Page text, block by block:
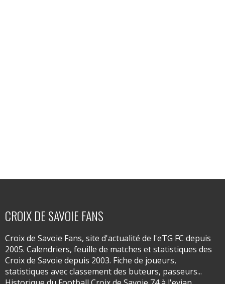
CROIX DE SAVOIE FANS
Croix de Savoie Fans, site d'actualité de l'eTG FC depuis
2005. Calendriers, feuille de matches et statistiques des
Croix de Savoie depuis 2003. Fiche de joueurs,
statistiques avec classement des buteurs, passeurs...